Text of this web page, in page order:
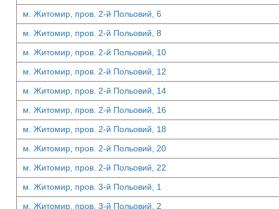
м. Житомир, пров. 2-й Польовий, 6
м. Житомир, пров. 2-й Польовий, 8
м. Житомир, пров. 2-й Польовий, 10
м. Житомир, пров. 2-й Польовий, 12
м. Житомир, пров. 2-й Польовий, 14
м. Житомир, пров. 2-й Польовий, 16
м. Житомир, пров. 2-й Польовий, 18
м. Житомир, пров. 2-й Польовий, 20
м. Житомир, пров. 2-й Польовий, 22
м. Житомир, пров. 3-й Польовий, 1
м. Житомир, пров. 3-й Польовий, 2